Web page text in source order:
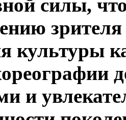
силы,
культуры
и